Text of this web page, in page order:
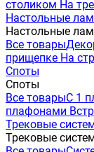
столиком На
Настольные
Настольные
Все товары
прищепке На
Споты
Споты
Все товарыС 1
плафонами
Трековые
Трековые